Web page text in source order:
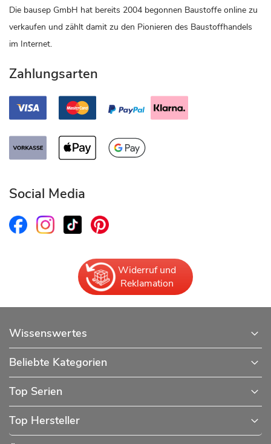
Die bausep GmbH hat bereits 2004 begonnen Baustoffe online zu
verkaufen und zählt damit zu den Pionieren des Baustoffhandels
im Internet.
Zahlungsarten
Social Media
Widerruf und
Reklamation
Wissenswertes
Beliebte Kategorien
Top Serien
Top Hersteller